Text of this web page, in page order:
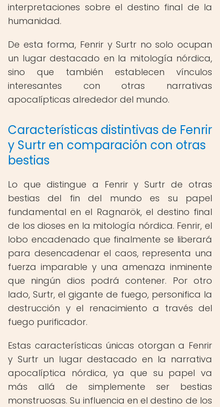
interpretaciones sobre el destino final de la
humanidad.
De esta forma, Fenrir y Surtr no solo ocupan
un lugar destacado en la mitología nórdica,
sino que también establecen vínculos
interesantes con otras narrativas
apocalípticas alrededor del mundo.
Características distintivas de Fenrir
y Surtr en comparación con otras
bestias
Lo que distingue a Fenrir y Surtr de otras
bestias del fin del mundo es su papel
fundamental en el Ragnarök, el destino final
de los dioses en la mitología nórdica. Fenrir, el
lobo encadenado que finalmente se liberará
para desencadenar el caos, representa una
fuerza imparable y una amenaza inminente
que ningún dios podrá contener. Por otro
lado, Surtr, el gigante de fuego, personifica la
destrucción y el renacimiento a través del
fuego purificador.
Estas características únicas otorgan a Fenrir
y Surtr un lugar destacado en la narrativa
apocalíptica nórdica, ya que su papel va
más allá de simplemente ser bestias
monstruosas. Su influencia en el destino de los